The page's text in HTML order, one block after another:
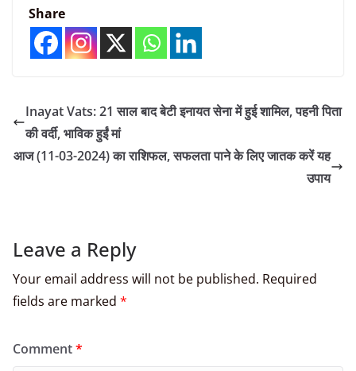
Share
Inayat Vats: 21 साल बाद बेटी इनायत सेना में हुई शामिल, पहनी पिता
की वर्दी, भाविक हुईं मां
आज (11-03-2024) का राशिफल, सफलता पाने के लिए जातक करें यह
उपाय
Leave a Reply
Your email address will not be published. Required
fields are marked *
Comment*